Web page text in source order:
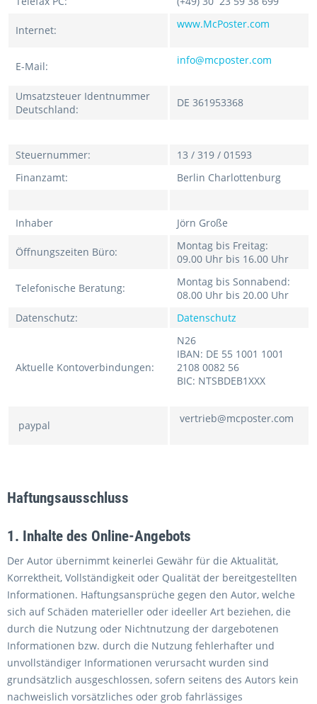
Internet: www.McPoster.com
E-Mail: info@mcposter.com
Umsatzsteuer Identnummer
Deutschland:
DE 361953368
Steuernummer:
13 / 319 / 01593
Finanzamt:
Berlin Charlottenburg
Inhaber Jörn Große
Öffnungszeiten Büro:
Montag bis Freitag:
09.00 Uhr bis 16.00 Uhr
Telefonische Beratung:
Montag bis Sonnabend:
08.00 Uhr bis 20.00 Uhr
Datenschutz:
Datenschutz
Aktuelle Kontoverbindungen:
N26
IBAN: DE 55 1001 1001
2108 0082 56
BIC: NTSBDEB1XXX
paypal
vertrieb@mcposter.com
Haftungsausschluss
1. Inhalte des Online-Angebots
Der Autor übernimmt keinerlei Gewähr für die Aktualität,
Korrektheit, Vollständigkeit oder Qualität der bereitgestellten
Informationen. Haftungsansprüche gegen den Autor, welche
sich auf Schäden materieller oder ideeller Art beziehen, die
durch die Nutzung oder Nichtnutzung der dargebotenen
Informationen bzw. durch die Nutzung fehlerhafter und
unvollständiger Informationen verursacht wurden sind
grundsätzlich ausgeschlossen, sofern seitens des Autors kein
nachweislich vorsätzliches oder grob fahrlässiges